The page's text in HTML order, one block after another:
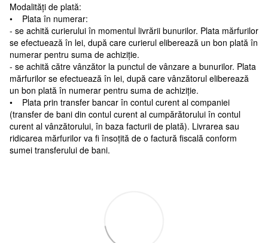
Modalități de plată:
• Plata în numerar:
- se achită curierului în momentul livrării bunurilor. Plata mărfurilor
se efectuează în lei, după care curierul eliberează un bon plată în
numerar pentru suma de achiziție.
- se achită către vânzător la punctul de vânzare a bunurilor. Plata
mărfurilor se efectuează în lei, după care vânzătorul eliberează
un bon plată în numerar pentru suma de achiziție.
• Plata prin transfer bancar în contul curent al companiei
(transfer de bani din contul curent al cumpărătorului în contul
curent al vânzătorului, în baza facturii de plată). Livrarea sau
ridicarea mărfurilor va fi însoțită de o factură fiscală conform
sumei transferului de bani.